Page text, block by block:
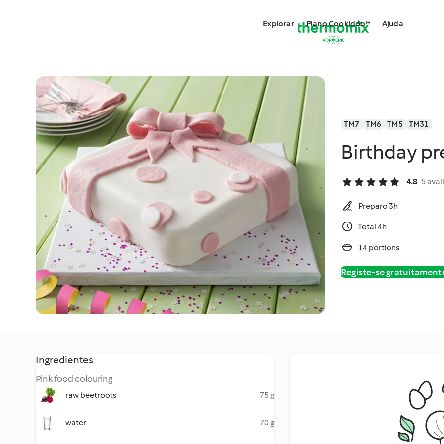
Explorar Plano Cookidoo® Ajuda
TM7 TM6 TM5 TM31
Birthday
4.8 5
Preparo 3h
Total 4h
14 portions
Registe-se
Ingredientes
Pink food colouring
raw beetroots 75 g
water 70 g